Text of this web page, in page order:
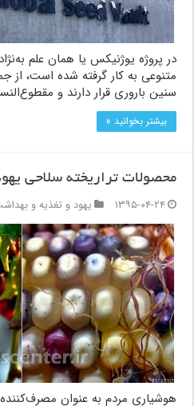
در پروژه یوژنیکس یا همان علم
متنوعی به کار گرفته شده است، از
سنین باروری قرار دارند و
بیشتر بخوانید »
محصولات تراریخته سلاحی
۱۳۹۵-۰۴-۲۴
یهود و تغذیه و
هوشیاری مردم به عنوان